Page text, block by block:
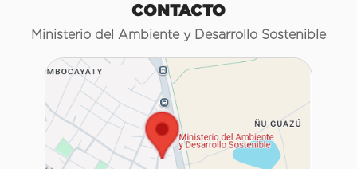
CONTACTO
Ministerio del Ambiente y Desarrollo Sostenible